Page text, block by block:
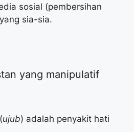
sosial (pembersihan
sia-sia.
yang manipulatif
ujub) adalah penyakit hati